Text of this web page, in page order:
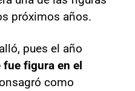
próximos años.
pues el año
fue figura en el
como